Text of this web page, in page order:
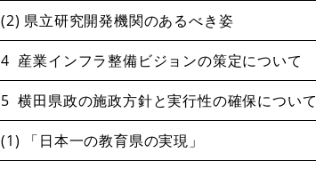
(2) 県立研究開発機関のあるべき姿
4 産業インフラ整備ビジョンの策定について
5 横田県政の施政方針と実行性の確保について
(1) 「日本一の教育県の実現」